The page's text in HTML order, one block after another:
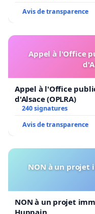
Avis de transparence
Appel à l'Office
Appel à l'Office
d'Alsace (OPLRA)
240 signatures
Avis de transparence
NON à un projet
NON à un projet
Huppain